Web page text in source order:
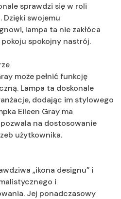
sprawdzi się w roli
Dzięki swojemu
lampa ta nie zakłóca
spokojny nastrój.
może pełnić funkcję
Lampa ta doskonale
dodając im stylowego
Eileen Gray ma
na dostosowanie
użytkownika.
„ikona designu” i
i
Jej ponadczasowy